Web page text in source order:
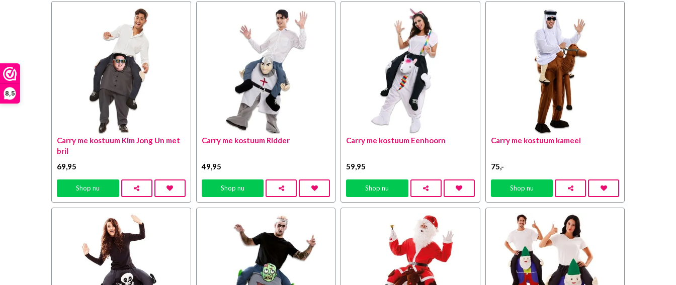
8,5
Carry me kostuum Kim Jong Un met
bril
69 ,95
Shop nu
Carry me kostuum Ridder
49 ,95
Shop nu
Carry me kostuum Eenhoorn
59 ,95
Shop nu
Carry me kostuum kameel
75 ,-
Shop nu